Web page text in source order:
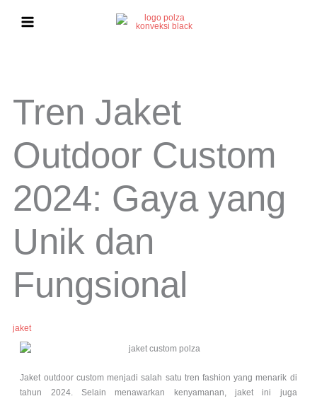
Tren Jaket
Outdoor Custom
2024: Gaya yang
Unik dan
Fungsional
jaket
Jaket outdoor custom menjadi salah satu tren fashion yang menarik di
tahun 2024. Selain menawarkan kenyamanan, jaket ini juga